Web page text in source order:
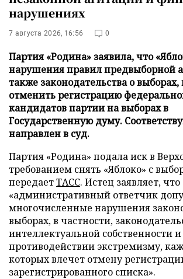
нарушениях
7 августа 2026, 16:56 0
Партия «Родина» заявила, что
нарушения правил предвыборной
также законодательства о выборах,
отменить регистрацию
кандидатов партии на выборах в
Государственную думу.
направлен в суд.
Партия «Родина» подала иск в
требованием снять «Яблоко» с
передаетТАСС. Истец заявляет, что
«административный ответчик
многочисленные нарушения
выборах, в частности,
интеллектуальной собственности и
противодействии экстремизму,
которых влечет отмену
зарегистрированного списка».